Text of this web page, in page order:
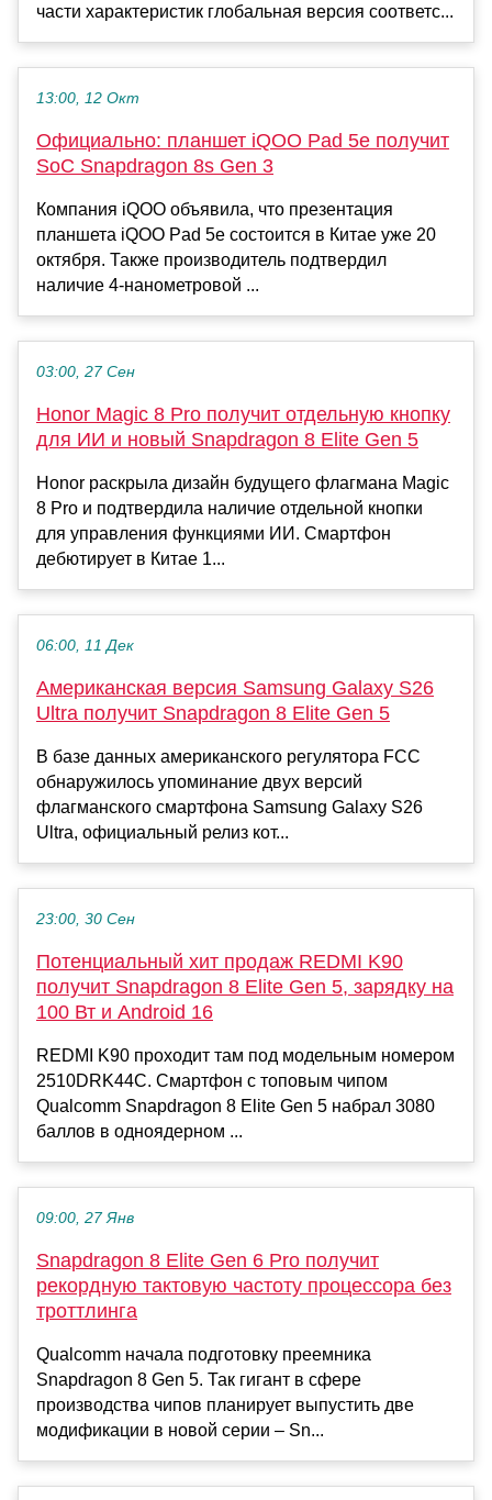
части характеристик глобальная версия соответс...
13:00, 12 Окт
Официально: планшет iQOO Pad 5e получит
SoC Snapdragon 8s Gen 3
Компания iQOO объявила, что презентация
планшета iQOO Pad 5e состоится в Китае уже 20
октября. Также производитель подтвердил
наличие 4-нанометровой ...
03:00, 27 Сен
Honor Magic 8 Pro получит отдельную кнопку
для ИИ и новый Snapdragon 8 Elite Gen 5
Honor раскрыла дизайн будущего флагмана Magic
8 Pro и подтвердила наличие отдельной кнопки
для управления функциями ИИ. Смартфон
дебютирует в Китае 1...
06:00, 11 Дек
Американская версия Samsung Galaxy S26
Ultra получит Snapdragon 8 Elite Gen 5
В базе данных американского регулятора FCC
обнаружилось упоминание двух версий
флагманского смартфона Samsung Galaxy S26
Ultra, официальный релиз кот...
23:00, 30 Сен
Потенциальный хит продаж REDMI K90
получит Snapdragon 8 Elite Gen 5, зарядку на
100 Вт и Android 16
REDMI K90 проходит там под модельным номером
2510DRK44C. Смартфон с топовым чипом
Qualcomm Snapdragon 8 Elite Gen 5 набрал 3080
баллов в одноядерном ...
09:00, 27 Янв
Snapdragon 8 Elite Gen 6 Pro получит
рекордную тактовую частоту процессора без
троттлинга
Qualcomm начала подготовку преемника
Snapdragon 8 Gen 5. Так гигант в сфере
производства чипов планирует выпустить две
модификации в новой серии – Sn...